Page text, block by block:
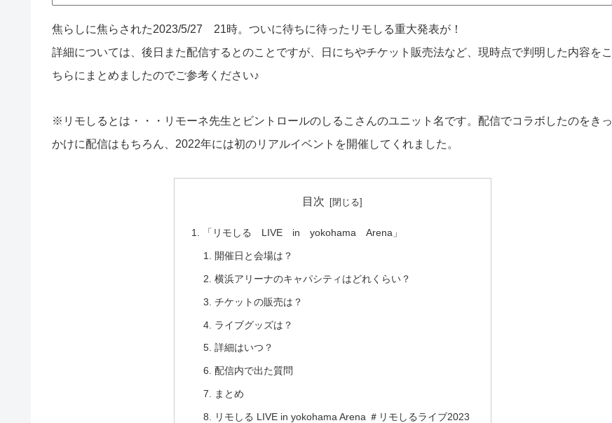
焦らしに焦らされた2023/5/27 21時。ついに待ちに待ったリモしる重大発表が！
詳細については、後日また配信するとのことですが、日にちやチケット販売法など、現時点で判明した内容をこ
ちらにまとめましたのでご参考ください♪
※リモしるとは・・・リモーネ先生とビントロールのしるこさんのユニット名です。配信でコラボしたのをきっ
かけに配信はもちろん、2022年には初のリアルイベントを開催してくれました。
目次
「リモしる LIVE in yokohama Arena」
開催日と会場は？
横浜アリーナのキャパシティはどれくらい？
チケットの販売は？
ライブグッズは？
詳細はいつ？
配信内で出た質問
まとめ
リモしる LIVE in yokohama Arena ＃リモしるライブ2023